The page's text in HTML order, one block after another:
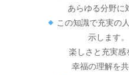
あらゆる分野に
この知識で充実の
示します。
楽しさと充実感
幸福の理解を共